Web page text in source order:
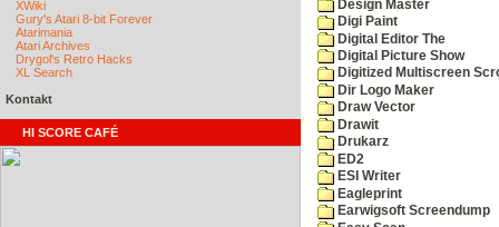
XWiki
Gury's Atari 8-bit Forever
Atarimania
Atari Archives
Drygol's Retro Hacks
XL Search
Kontakt
HI SCORE CAFÉ
Design Master
Digi Paint
Digital Editor The
Digital Picture Show
Digitized Multiscreen
Dir Logo Maker
Draw Vector
Drawit
Drukarz
ED2
ESI Writer
Eagleprint
Earwigsoft Screendump